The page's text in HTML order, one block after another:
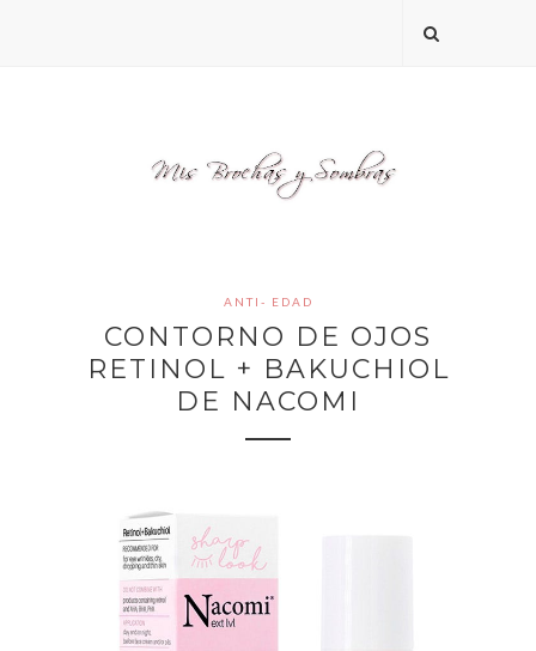
ANTI- EDAD
CONTORNO DE OJOS
RETINOL + BAKUCHIOL
DE NACOMI